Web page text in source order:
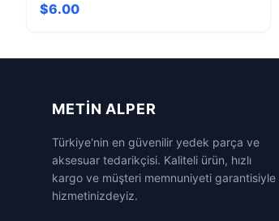
$6.00
METIN ALPER
Türkiye'nin en güvenilir yedek parça ve
aksesuar tedarikçisi. Kaliteli ürün, hızlı
kargo ve müşteri memnuniyeti garantisiyle
hizmetinizdeyiz.